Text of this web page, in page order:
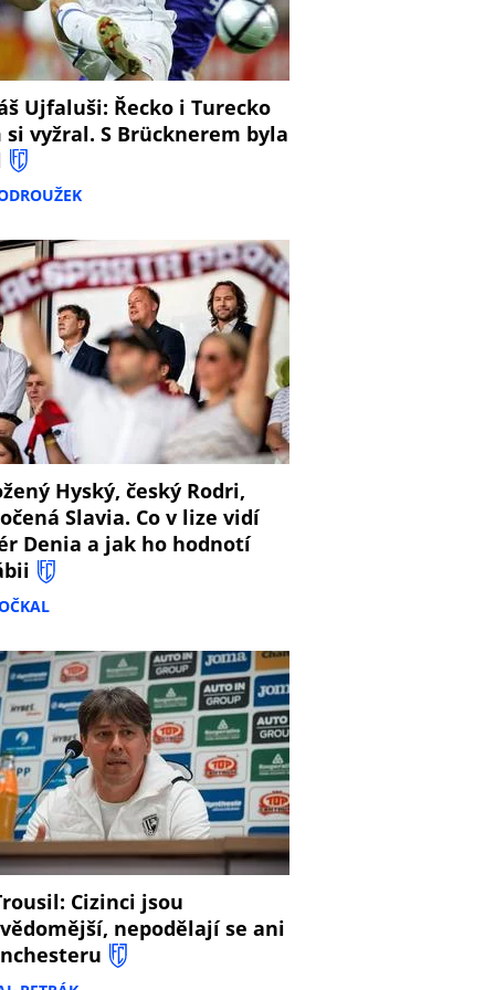
Ujfaluši: Řecko i Turecko
si vyžral. S Brücknerem byla
Hyský, český Rodri,
Slavia. Co v lize vidí
Denia a jak ho hodnotí
Cizinci jsou
nepodělají se ani